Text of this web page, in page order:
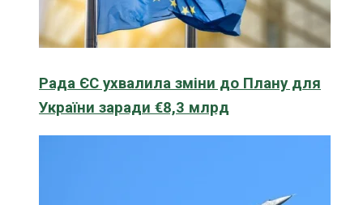
Рада ЄС ухвалила зміни до Плану для
України заради €8,3 млрд